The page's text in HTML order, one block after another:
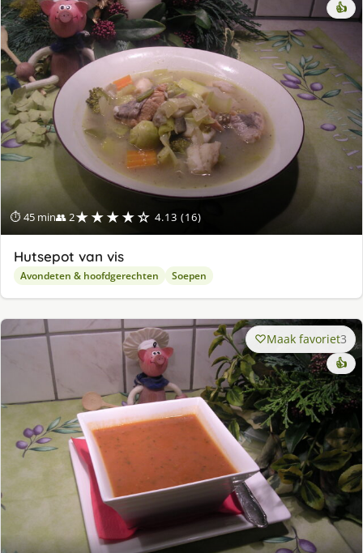
⏱ 45 min👥 2★★★★☆ 4.13 (16)
👍
Hutsepot van vis
Avondeten & hoofdgerechten Soepen
Maak favoriet3
👍